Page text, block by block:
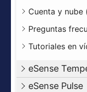
Cuenta y nube
Preguntas
Tutoriales en
eSense
eSense Pulse